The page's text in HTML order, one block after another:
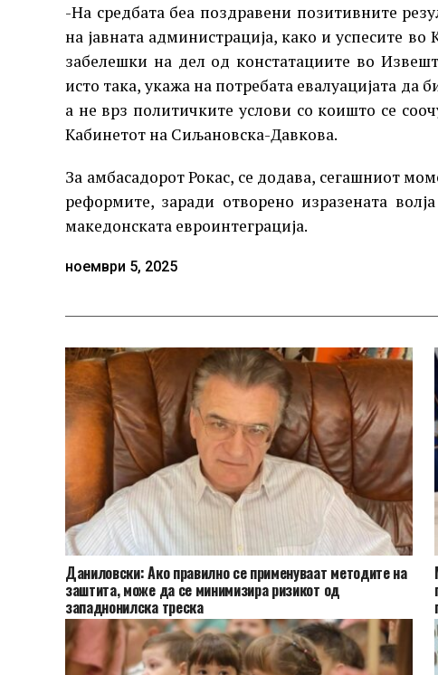
-На средбата беа поздравени позитивните
на јавната администрација, како и успесите
забелешки на дел од констатациите во
исто така, укажа на потребата евалуацијата да
а не врз политичките услови со коишто се
Кабинетот на Сиљановска-Давкова.
За амбасадорот Рокас, се додава, сегашниот
реформите, заради отворено изразената
македонската евроинтеграција.
ноември 5, 2025
Даниловски: Ако правилно се применуваат методите на
заштита, може да се минимизира ризикот од
западнонилска треска